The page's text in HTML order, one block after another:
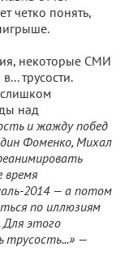
четко понять,
некоторые СМИ
трусости.
слишком
над
и жажду побед
Фоменко, Михал
время
2014 — а потом
по иллюзиям
этого
трусость...» —